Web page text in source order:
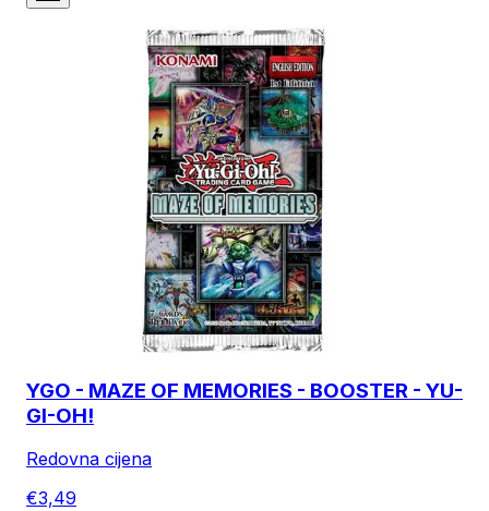
YGO - MAZE OF MEMORIES - BOOSTER - YU-
GI-OH!
Redovna cijena
€3,49